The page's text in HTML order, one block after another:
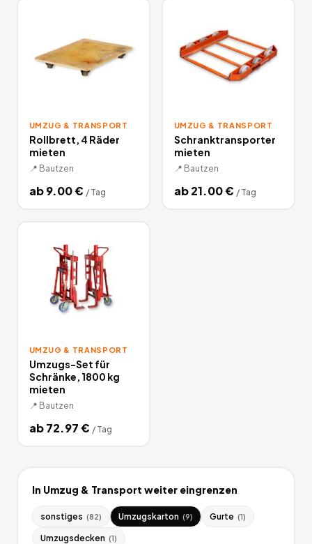
UMZUG & TRANSPORT
Rollbrett, 4 Räder
mieten
📍 Bautzen
ab9.00€ / Tag
UMZUG & TRANSPORT
Schranktransporter
mieten
📍 Bautzen
ab21.00€ / Tag
UMZUG & TRANSPORT
Umzugs-Set für
Schränke, 1800 kg
mieten
📍 Bautzen
ab72.97€ / Tag
In Umzug & Transport weiter eingrenzen
sonstiges (82) Umzugskarton (9) Gurte (1)
Umzugsdecken (1)